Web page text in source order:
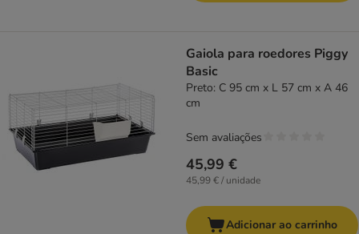
Gaiola para roedores Piggy
Basic
Preto: C 95 cm x L 57 cm x A 46
cm
45,99 €
45,99 € / unidade
Sem avaliações
Adicionar ao carrinho